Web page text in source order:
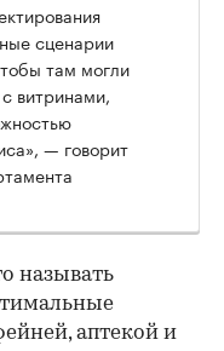
сценарии
там могли
витринами,
— говорит
называть
аптекой и